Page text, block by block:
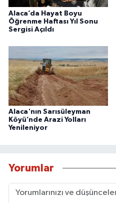
Alaca’da Hayat Boyu
Öğrenme Haftası Yıl Sonu
Sergisi Açıldı
Alaca'nın Sarısüleyman
Köyü’nde Arazi Yolları
Yenileniyor
Yorumlar